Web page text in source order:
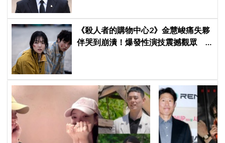
《殺人者的購物中心2》金慧峻痛失夥
伴哭到崩潰！爆發性演技震撼觀眾